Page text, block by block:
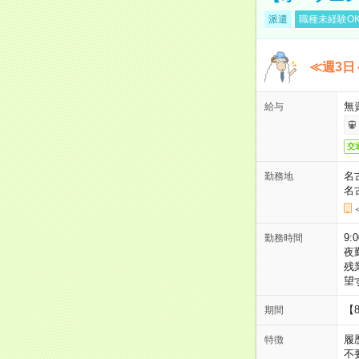
派遣 職種未経験
≪週3日
給与 無
交
勤務地
名
名
勤務時間
夜
残
望
期間
特徴
履
不